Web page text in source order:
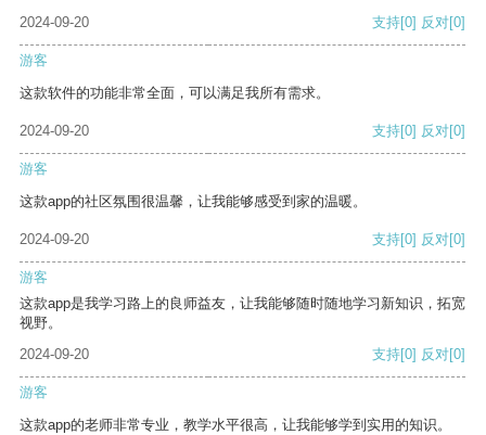
2024-09-20 支持[0] 反对[0]
游客
这款软件的功能非常全面，可以满足我所有需求。
2024-09-20 支持[0] 反对[0]
游客
这款app的社区氛围很温馨，让我能够感受到家的温暖。
2024-09-20 支持[0] 反对[0]
游客
这款app是我学习路上的良师益友，让我能够随时随地学习新知识，拓宽
视野。
2024-09-20
支持[0] 反对[0]
游客
这款app的老师非常专业，教学水平很高，让我能够学到实用的知识。